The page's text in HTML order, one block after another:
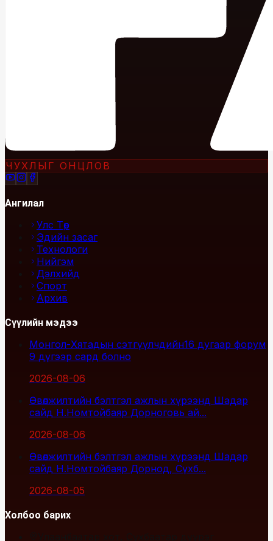
ЧУХЛЫГ ОНЦЛОВ
Ангилал
Улс Төр
Эдийн засаг
Технологи
Нийгэм
Дэлхийд
Спорт
Архив
Сүүлийн мэдээ
Монгол-Хятадын сэтгүүлчдийн16 дугаар форум
9 дүгээр сард болно
2026-08-06
Өвөлжилтийн бэлтгэл ажлын хүрээнд Шадар
сайд Н.Номтойбаяр Дорноговь ай...
2026-08-06
Өвөлжилтийн бэлтгэл ажлын хүрээнд Шадар
сайд Н.Номтойбаяр Дорнод, Сүхб...
2026-08-05
Холбоо барих